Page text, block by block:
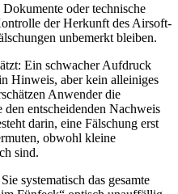
oder technische
der Herkunft des Airsoft-
unbemerkt bleiben.
Ein schwacher Aufdruck
Hinweis, aber kein alleiniges
Anwender die
entscheidenden Nachweis
darin, eine Fälschung erst
obwohl kleine
sind.
systematisch das gesamte